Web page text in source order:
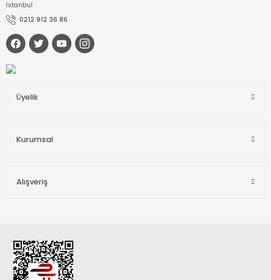
İstanbul
0212 912 36 86
Üyelik
Kurumsal
Alışveriş